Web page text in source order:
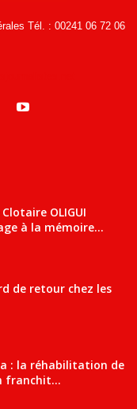
Tél. : 00241 06 72 06
OLIGUI
à la mémoire...
de retour chez les
: la réhabilitation de
franchit...